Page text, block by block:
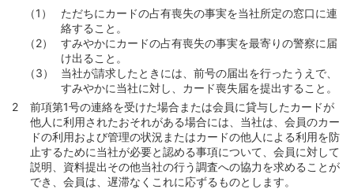
ただちにカードの占有喪失の事実を当社所定の窓口に連
絡すること。
すみやかにカードの占有喪失の事実を最寄りの警察に届
け出ること。
当社が請求したときには、前号の届出を行ったうえで、
すみやかに当社に対し、カード喪失届を提出すること。
前項第1号の連絡を受けた場合または会員に貸与したカードが
他人に利用されたおそれがある場合には、当社は、会員のカー
ドの利用および管理の状況またはカードの他人による利用を防
止するために当社が必要と認める事項について、会員に対して
説明、資料提出その他当社の行う調査への協力を求めることが
でき、会員は、遅滞なくこれに応ずるものとします。